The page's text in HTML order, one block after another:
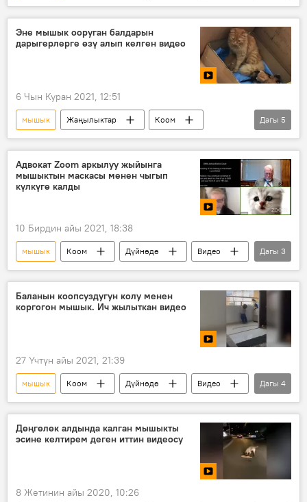
Азия
Дүйнөдө
Видео
Алматы
зоопарк
жаныбарлар
ягуар
Эне мышык ооруган балдарын
дарыгерлерге өзү алып келген видео
6 Чын Куран 2021, 12:51
мышык Жаңылыктар
Коом
Дүйнөдө
Видео
Мультимедиа
Дагы 5
Адвокат Zoom аркылуу жыйынга
мышыктын маскасы менен чыгып
күлкүгө калды
10 Бирдин айы 2021, 18:38
мышык Коом Дүйнөдө
Видео
Мультимедиа
адвокат АКШ
Дагы 3
Баланын коопсуздугун колу менен
коргогон мышык. Ич жылыткан видео
27 Үчтүн айы 2021, 21:39
мышык Коом Дүйнөдө
Видео
Мультимедиа
Видеоклуб
бала
Дагы 4
Дөңгөлөк алдында калган мышыкты
эсине келтирем деген иттин видеосу
8 Жетинин айы 2020, 10:26